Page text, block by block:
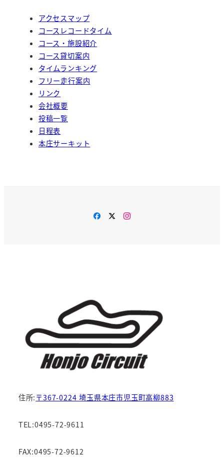
アクセスマップ
コースレコードタイム
コース・施設紹介
コース貸切案内
タイムランキング
フリー走行案内
リンク
会社概要
投稿一覧
日程表
本庄サーキット
Facebook
TwitterInstagram
住所: 〒367-0224 埼玉県本庄市児玉町高柳883
TEL:0495-72-9611
FAX:0495-72-9612